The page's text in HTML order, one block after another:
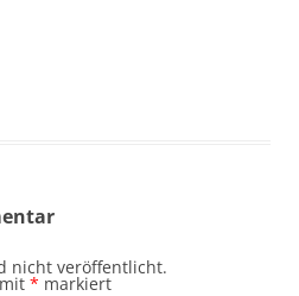
nicht veröffentlicht.
* markiert